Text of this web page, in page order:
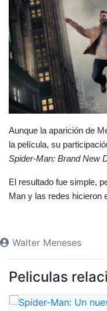
Aunque la aparición de
Spider-Man: Brand New
El resultado fue simple,
Man y las redes hicieron
Walter Meneses
Peliculas